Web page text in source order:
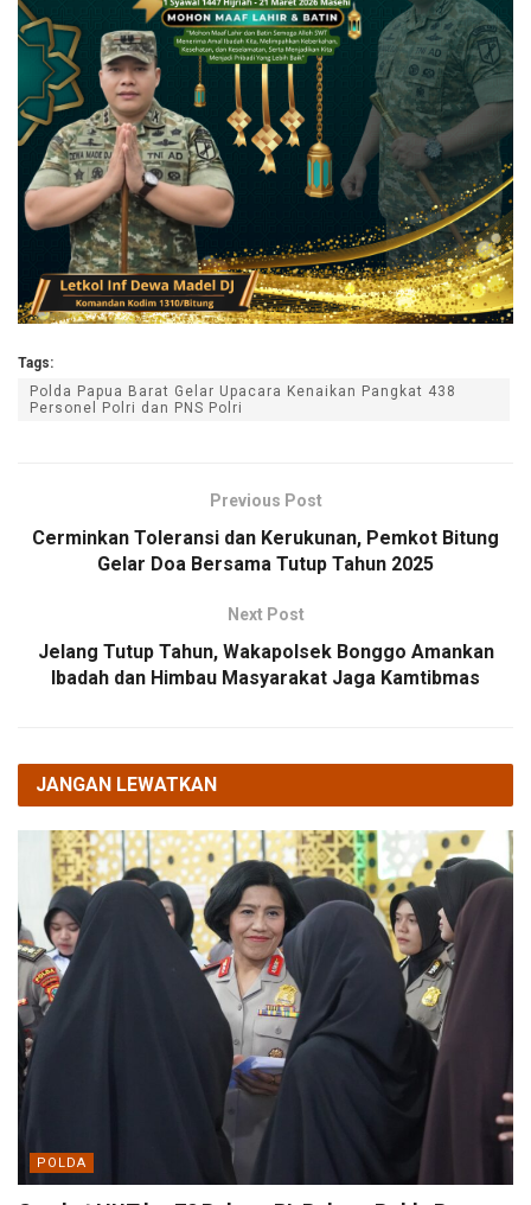
Tags:
Polda Papua Barat Gelar Upacara Kenaikan Pangkat 438
Personel Polri dan PNS Polri
Previous Post
Cerminkan Toleransi dan Kerukunan, Pemkot Bitung
Gelar Doa Bersama Tutup Tahun 2025
Next Post
Jelang Tutup Tahun, Wakapolsek Bonggo Amankan
Ibadah dan Himbau Masyarakat Jaga Kamtibmas
JANGAN LEWATKAN
POLDA